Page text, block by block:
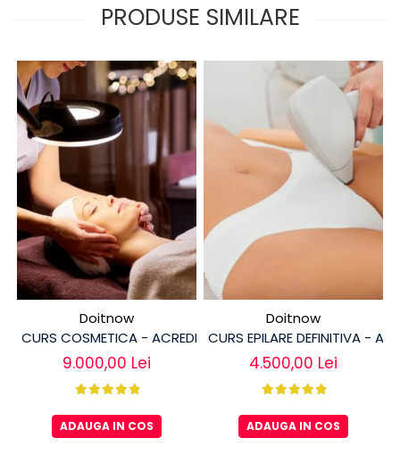
PRODUSE SIMILARE
Doitnow
CURS COSMETICA - ACREDITAT
9.000,00 Lei
ADAUGA IN COS
Doitnow
CURS EPILARE DEFINITIVA -
4.500,00 Lei
ADAUGA IN COS